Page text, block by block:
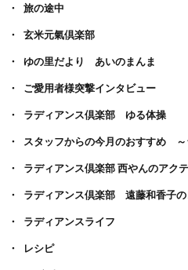
旅の途中
玄米元氣倶楽部
ゆの里だより あいのまんま
ご愛用者様突撃インタビュー
ラディアンス倶楽部 ゆる体操
スタッフからの今月のおすすめ ～
ラディアンス倶楽部 西やんのアク
ラディアンス倶楽部 遠藤和香子の
ラディアンスライフ
レシピ